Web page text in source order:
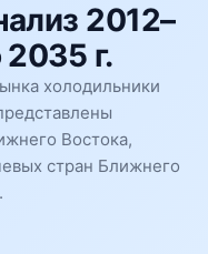
2012–
г.
холодильники
Востока,
стран Ближнего